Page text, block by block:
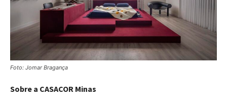
Foto: Jomar Bragança
Sobre a CASACOR Minas